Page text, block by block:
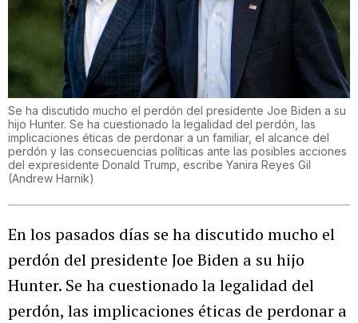
Se ha discutido mucho el perdón del presidente Joe Biden a su
hijo Hunter. Se ha cuestionado la legalidad del perdón, las
implicaciones éticas de perdonar a un familiar, el alcance del
perdón y las consecuencias políticas ante las posibles acciones
del expresidente Donald Trump, escribe Yanira Reyes Gil
(Andrew Harnik)
En los pasados días se ha discutido mucho el
perdón del presidente Joe Biden a su hijo
Hunter. Se ha cuestionado la legalidad del
perdón, las implicaciones éticas de perdonar a